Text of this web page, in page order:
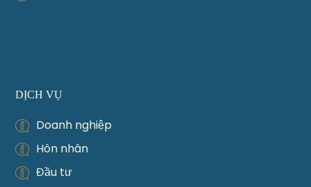
DỊCH VỤ
Doanh nghiệp
Hôn nhân
Đầu tư